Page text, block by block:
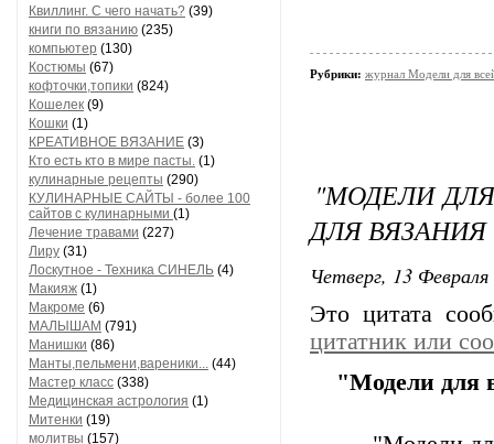
Квиллинг. С чего начать? (39)
книги по вязанию (235)
компьютер (130)
Костюмы (67)
кофточки,топики (824)
Кошелек (9)
Кошки (1)
КРЕАТИВНОЕ ВЯЗАНИЕ (3)
Кто есть кто в мире пасты. (1)
кулинарные рецепты (290)
КУЛИНАРНЫЕ САЙТЫ - более 100
сайтов с кулинарными (1)
Лечение травами (227)
Лиру (31)
Лоскутное - Техника СИНЕЛЬ (4)
Макияж (1)
Макроме (6)
МАЛЫШАМ (791)
Манишки (86)
Манты,пельмени,вареники... (44)
Мастер класс (338)
Медицинская астрология (1)
Митенки (19)
молитвы (157)
Рубрики: журнал Модели для
"МОДЕЛИ
ДЛЯ ВЯЗАНИЯ
Четверг, 13
Это цитата
цитатник или
"Модели для